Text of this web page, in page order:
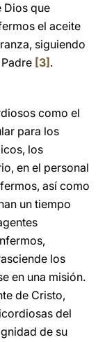
Dios que
el aceite
siguiendo
[3] .
como el
para los
los
en el personal
así como
un tiempo
los
en una misión.
de Cristo,
del
de su